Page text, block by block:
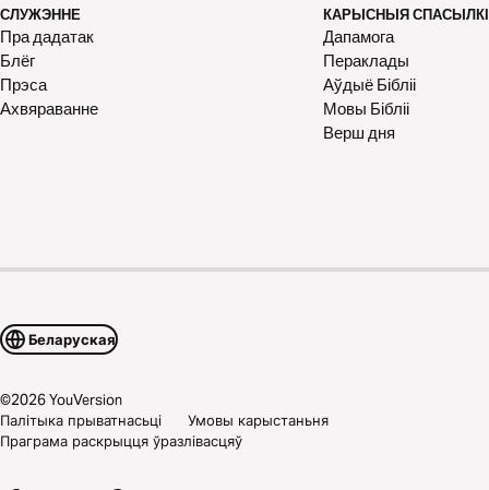
СЛУЖЭННЕ
Пра дадатак
Блёг
Прэса
Ахвяраванне
КАРЫСНЫЯ СПАСЫЛКІ
Дапамога
Пераклады
Аўдыё Бібліі
Мовы Бібліі
Верш дня
Беларуская
©2026YouVersion
Палітыка прыватнасьці
Умовы карыстаньня
Праграма раскрыцця ўразлівасцяў